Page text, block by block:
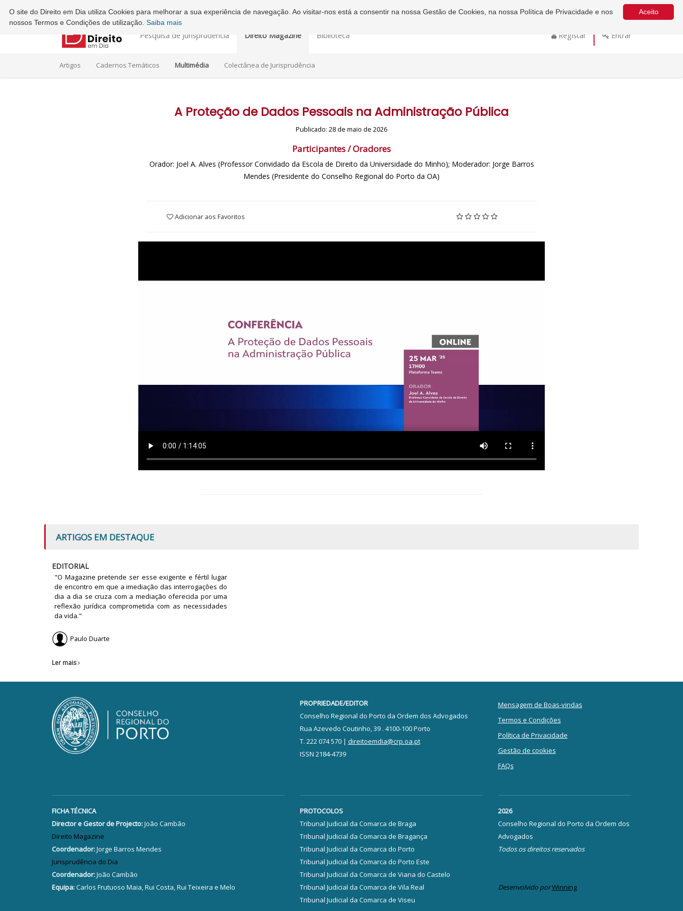
Ordem dos Advogados - Conselho Regional do Porto
Pesquisa de Jurisprudência Direito Magazine Biblioteca Registar Entrar
Artigos Cadernos Temáticos Multimédia Colectânea de Jurisprudência
A Proteção de Dados Pessoais na Administração Pública
Publicado: 28 de maio de 2026
Participantes / Oradores
Orador: Joel A. Alves (Professor Convidado da Escola de Direito da Universidade do Minho); Moderador: Jorge Barros
Mendes (Presidente do Conselho Regional do Porto da OA)
Adicionar aos Favoritos
ARTIGOS EM DESTAQUE
EDITORIAL
"O Magazine pretende ser esse exigente e fértil lugar
de encontro em que a imediação das interrogações do
dia a dia se cruza com a mediação oferecida por uma
reflexão jurídica comprometida com as necessidades
da vida."
Paulo Duarte
Ler mais
PROPRIEDADE/EDITOR
Conselho Regional do Porto da Ordem dos Advogados
Rua Azevedo Coutinho, 39 . 4100-100 Porto
T. 222 074 570 | direitoemdia@crp.oa.pt
ISSN 2184-4739
Mensagem de Boas-vindas
Termos e Condições
Política de Privacidade
Gestão de cookies
FAQs
FICHA TÉCNICA
Director e Gestor de Projecto:João Cambão
Direito Magazine
Coordenador:Jorge Barros Mendes
Jurisprudência do Dia
Coordenador:João Cambão
Equipa:Carlos Frutuoso Maia, Rui Costa, Rui Teixeira e Melo
PROTOCOLOS
Tribunal Judicial da Comarca de Braga
Tribunal Judicial da Comarca de Bragança
Tribunal Judicial da Comarca do Porto
Tribunal Judicial da Comarca do Porto Este
Tribunal Judicial da Comarca de Viana do Castelo
Tribunal Judicial da Comarca de Vila Real
Tribunal Judicial da Comarca de Viseu
2026
Conselho Regional do Porto da Ordem dos
Advogados
Todos os direitos reservados
Desenvolvido porWinning
Aceito
O site do Direito em Dia utiliza Cookies para melhorar a sua experiência de navegação. Ao visitar-nos está a consentir na nossa Gestão de Cookies, na nossa Política de Privacidade e nos
nossos Termos e Condições de utilização. Saiba mais